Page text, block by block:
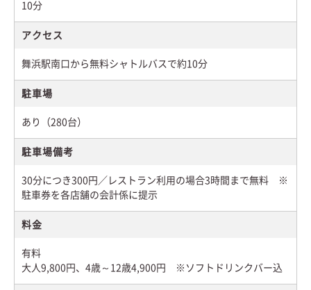
10分
アクセス
舞浜駅南口から無料シャトルバスで約10分
駐車場
あり（280台）
駐車場備考
30分につき300円／レストラン利用の場合3時間まで無料 ※
駐車券を各店舗の会計係に提示
料金
有料
大人9,800円、4歳～12歳4,900円 ※ソフトドリンクバー込